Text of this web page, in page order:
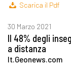
Scarica il Pdf
30 Marzo 2021
Il 48% degli
a distanza
It.Geonews.com